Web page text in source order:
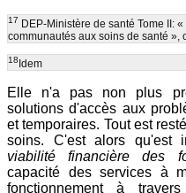
17 DEP-Ministère de santé Tome II:
communautés aux soins de santé »,
18Idem
Elle n'a pas non plus
solutions d'accès aux
et temporaires. Tout est
soins. C'est alors qu'est
viabilité financière des
capacité des services à
fonctionnement à